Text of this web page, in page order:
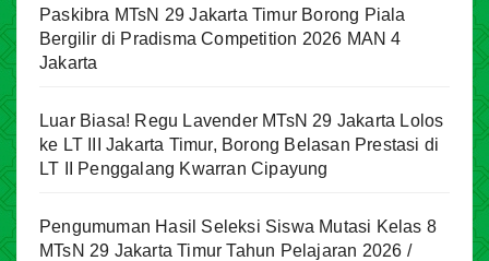
Paskibra MTsN 29 Jakarta Timur Borong Piala
Bergilir di Pradisma Competition 2026 MAN 4
Jakarta
Luar Biasa! Regu Lavender MTsN 29 Jakarta Lolos
ke LT III Jakarta Timur, Borong Belasan Prestasi di
LT II Penggalang Kwarran Cipayung
Pengumuman Hasil Seleksi Siswa Mutasi Kelas 8
MTsN 29 Jakarta Timur Tahun Pelajaran 2026 /